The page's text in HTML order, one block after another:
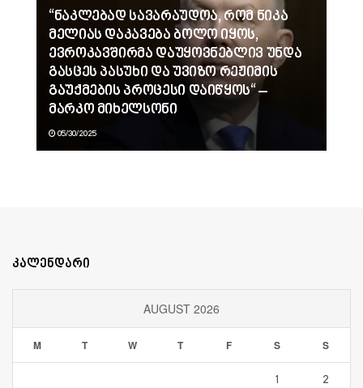
“ნაკლებად სავარაუდოა, რომ ნიკა
მელიას დაკავება ბოლო იყოს,
ევროკავშირმა დაუყოვნებლივ უნდა
გასცეს პასუხი და უვიზო რეჟიმის
გაუქმების პროცესი დაიწყოს“ –
მარკო მიხელსონი
05/30/2025
კალენდარი
AUGUST 2026
M T W T F S S
1 2